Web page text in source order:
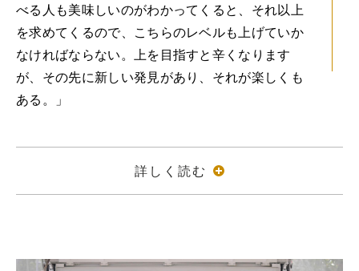
べる人も美味しいのがわかってくると、それ以上
を求めてくるので、こちらのレベルも上げていか
なければならない。上を目指すと辛くなります
が、その先に新しい発見があり、それが楽しくも
ある。」
詳しく読む